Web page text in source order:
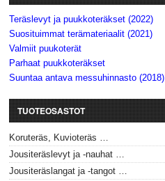
Teräslevyt ja puukkoteräkset (2022)
Suosituimmat terämateriaalit (2021)
Valmiit puukoterät
Parhaat puukkoteräkset
Suuntaa antava messuhinnasto (2018)
TUOTEOSASTOT
Koruteräs, Kuvioteräs …
Jousiteräslevyt ja -nauhat …
Jousiteräslangat ja -tangot …